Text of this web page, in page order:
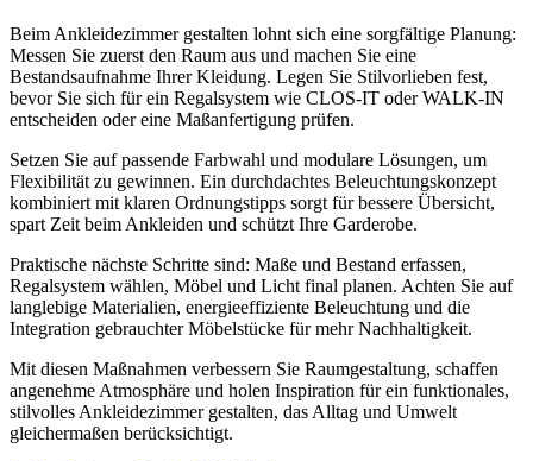
Beim Ankleidezimmer gestalten lohnt sich eine sorgfältige Planung:
Messen Sie zuerst den Raum aus und machen Sie eine
Bestandsaufnahme Ihrer Kleidung. Legen Sie Stilvorlieben fest,
bevor Sie sich für ein Regalsystem wie CLOS-IT oder WALK-IN
entscheiden oder eine Maßanfertigung prüfen.
Setzen Sie auf passende Farbwahl und modulare Lösungen, um
Flexibilität zu gewinnen. Ein durchdachtes Beleuchtungskonzept
kombiniert mit klaren Ordnungstipps sorgt für bessere Übersicht,
spart Zeit beim Ankleiden und schützt Ihre Garderobe.
Praktische nächste Schritte sind: Maße und Bestand erfassen,
Regalsystem wählen, Möbel und Licht final planen. Achten Sie auf
langlebige Materialien, energieeffiziente Beleuchtung und die
Integration gebrauchter Möbelstücke für mehr Nachhaltigkeit.
Mit diesen Maßnahmen verbessern Sie Raumgestaltung, schaffen
angenehme Atmosphäre und holen Inspiration für ein funktionales,
stilvolles Ankleidezimmer gestalten, das Alltag und Umwelt
gleichermaßen berücksichtigt.